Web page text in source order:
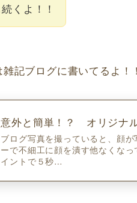
くよ！！
記ブログに書いてるよ！！
意外と簡単！？ オリジナ
ブログ写真を撮っていると、顔
ーで不細工に顔を潰す他なく
イントで５秒…